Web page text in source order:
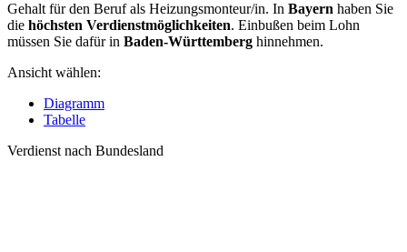
Gehalt für den Beruf als Heizungsmonteur/in. In Bayern haben Sie
die höchsten Verdienstmöglichkeiten. Einbußen beim Lohn
müssen Sie dafür in Baden-Württemberg hinnehmen.
Ansicht wählen:
Diagramm
Tabelle
Verdienst nach Bundesland